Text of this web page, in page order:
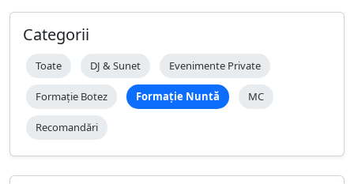
Categorii
Toate DJ & Sunet Evenimente Private
Formație Botez Formație Nuntă MC
Recomandări